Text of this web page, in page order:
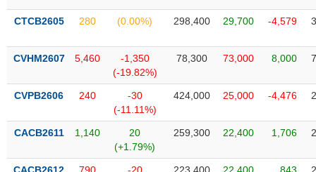
quan
dịch
chính
tích
thuật
CTCB2605 280 (0.00%) 298,400 29,700 -4,579
CVHM2607 5,460
-1,350
(-19.82%)
78,300 73,000 8,000
CVPB2606 240
-30
(-11.11%)
424,000 25,000 -4,476
CACB2611 1,140
20
(+1.79%)
259,300 22,400 1,706
SECTOR
NĂNG